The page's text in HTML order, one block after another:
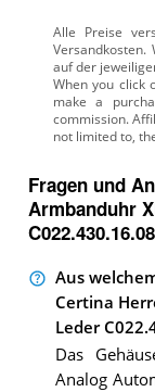
Alle Preise
Versandkosten.
auf der
Fragen und
Armbanduhr
Aus
Certina
Leder
Das
Analog